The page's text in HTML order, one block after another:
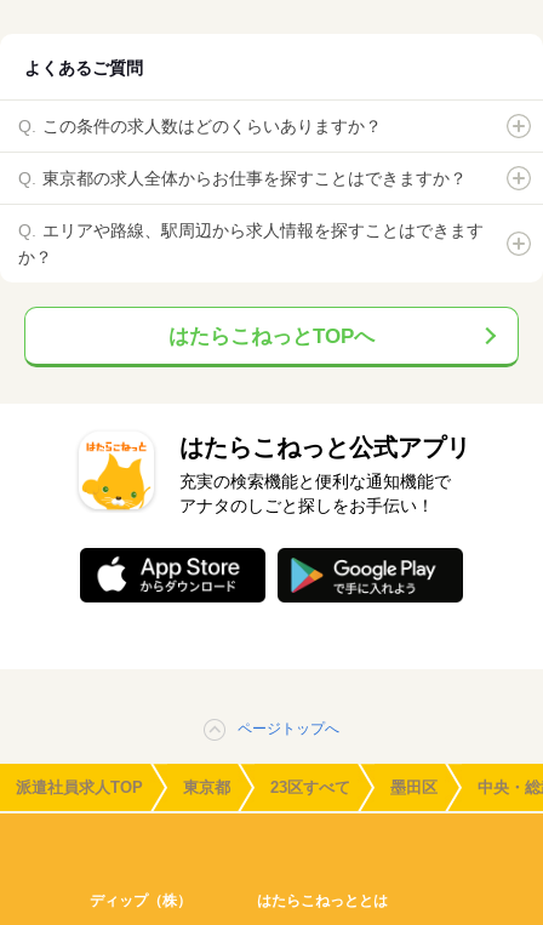
よくあるご質問
この条件の求人数はどのくらいありますか？
東京都の求人全体からお仕事を探すことはできますか？
エリアや路線、駅周辺から求人情報を探すことはできます
か？
はたらこねっとTOPへ
はたらこねっと公式アプリ
充実の検索機能と便利な通知機能で
アナタのしごと探しをお手伝い！
ページトップへ
派遣社員求人TOP 東京都 23区すべて 墨田区 中央・
ディップ（株） はたらこねっととは